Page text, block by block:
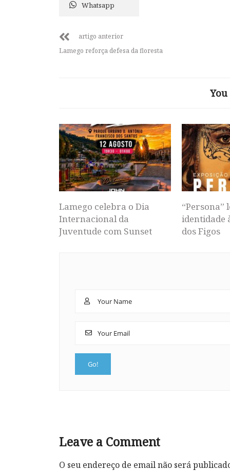
Whatsapp
artigo anterior
Lamego reforça defesa da floresta
Lamego celebra o Dia
Internacional da
Juventude com Sunset
“Persona”
identidade
dos Figos
Leave a Comment
O seu endereço de email não será